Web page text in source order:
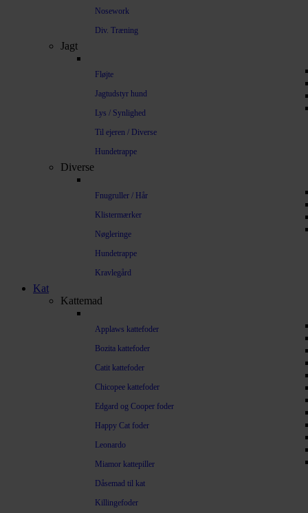
Nosework
Div. Træning
Jagt
Fløjte
Jagtudstyr hund
Lys / Synlighed
Til ejeren / Diverse
Hundetrappe
Diverse
Fnugruller / Hår
Klistermærker
Nøgleringe
Hundetrappe
Kravlegård
Kat
Kattemad
Applaws kattefoder
Bozita kattefoder
Catit kattefoder
Chicopee kattefoder
Edgard og Cooper foder
Happy Cat foder
Leonardo
Miamor kattepiller
Dåsemad til kat
Killingefoder